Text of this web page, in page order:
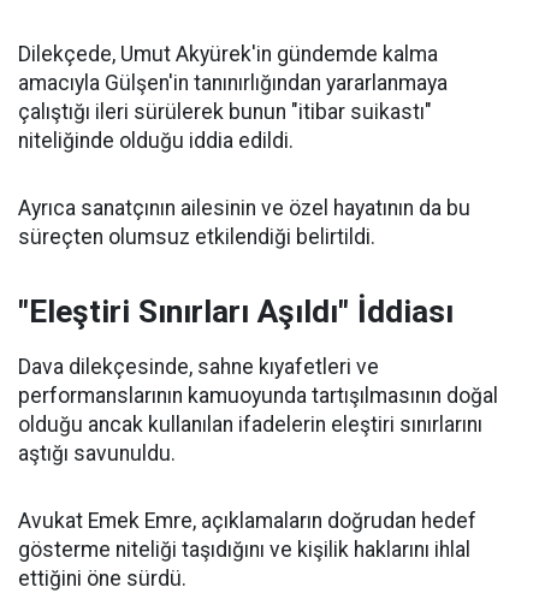
Dilekçede, Umut Akyürek'in gündemde kalma
amacıyla Gülşen'in tanınırlığından yararlanmaya
çalıştığı ileri sürülerek bunun "itibar suikastı"
niteliğinde olduğu iddia edildi.
Ayrıca sanatçının ailesinin ve özel hayatının da bu
süreçten olumsuz etkilendiği belirtildi.
"Eleştiri Sınırları Aşıldı" İddiası
Dava dilekçesinde, sahne kıyafetleri ve
performanslarının kamuoyunda tartışılmasının doğal
olduğu ancak kullanılan ifadelerin eleştiri sınırlarını
aştığı savunuldu.
Avukat Emek Emre, açıklamaların doğrudan hedef
gösterme niteliği taşıdığını ve kişilik haklarını ihlal
ettiğini öne sürdü.